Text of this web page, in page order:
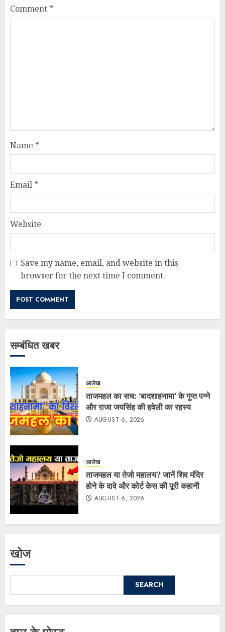
Comment *
Name *
Email *
Website
Save my name, email, and website in this
browser for the next time I comment.
सम्बंधित खबर
आलेख
ताजमहल का सच: ‘बादशाहनामा’ के गुप्त पन्ने
और राजा जयसिंह की हवेली का रहस्य
AUGUST 6, 2026
आलेख
ताजमहल या तेजो महालय? जानें शिव मंदिर
होने के दावे और कोर्ट केस की पूरी कहानी
AUGUST 6, 2026
खोज
SEARCH